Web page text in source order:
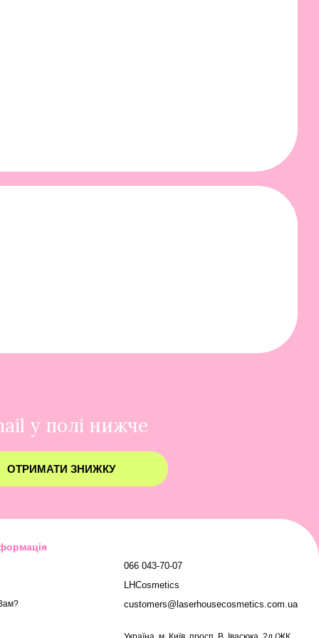
у полі нижче
ОТРИМАТИ ЗНИЖКУ
066 043-70-07
LHCosmetics
customers@laserhousecosmetics.com.ua